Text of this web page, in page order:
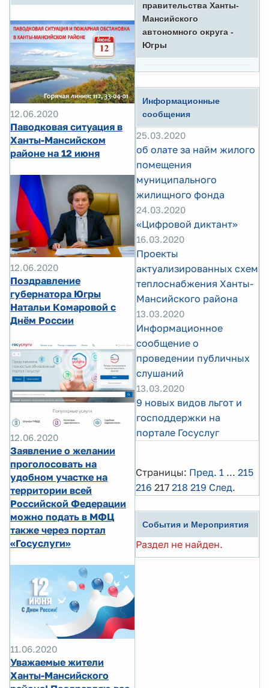
12.06.2020
Паводковая ситуация в
Ханты-Мансийском
районе на 12 июня
12.06.2020
Поздравление
губернатора Югры
Натальи Комаровой с
Днём России
12.06.2020
Заявление о желании
проголосовать на
удобном участке на
территории всей
Российской Федерации
можно подать в МФЦ
также через портал
«Госуслуги»
11.06.2020
Уважаемые жители
Ханты-Мансийского
правительства Ханты-
Мансийского
автономного округа -
Югры
Информационные
сообщения
25.03.2020
об олате за найм жилого
помещения
муниципального
жилищного фонда
24.03.2020
«Цифровой диктант»
16.03.2020
Проекты
актуализированных схем
теплоснабжения Ханты-
Мансийского района
13.03.2020
Информационное
сообщение о
проведении публичных
слушаний
13.03.2020
9 новых видов льгот и
господдержки на
портале Госуслуг
Страницы: Пред. 1 ... 215
216 217 218 219 След.
События и Мероприятия
Раздел не найден.